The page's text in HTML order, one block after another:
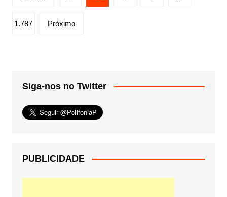
posts
1.787 Próximo
Siga-nos no Twitter
PUBLICIDADE